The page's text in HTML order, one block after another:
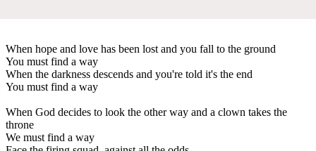
When hope and love has been lost and you fall to the ground
You must find a way
When the darkness descends and you're told it's the end
You must find a way
When God decides to look the other way and a clown takes the
throne
We must find a way